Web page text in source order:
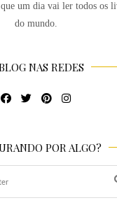
um dia vai ler todos os
do mundo.
NAS REDES
POR ALGO?